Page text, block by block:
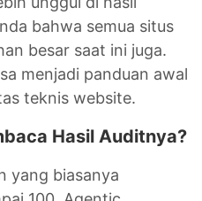
bahwa semua situs
besar saat ini juga.
menjadi panduan awal
teknis website.
Hasil Auditnya?
yang biasanya